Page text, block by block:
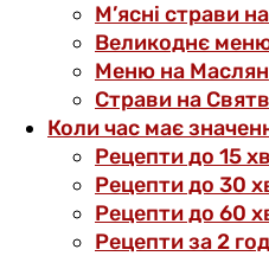
М’ясні страви
Великоднє
Меню на
Страви на
Коли час має
Рецепти до 15
Рецепти до 30
Рецепти до 60
Рецепти за 2